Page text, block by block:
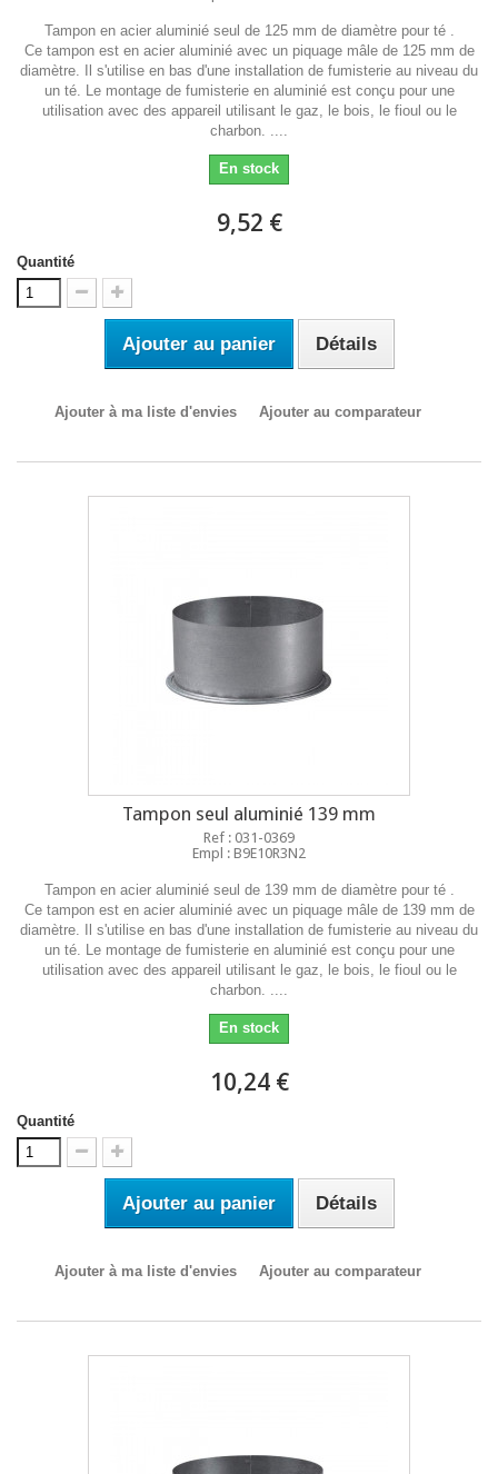
Tampon en acier aluminié seul de 125 mm de diamètre pour té .
Ce tampon est en acier aluminié avec un piquage mâle de 125 mm de
diamètre. Il s'utilise en bas d'une installation de fumisterie au niveau du
un té. Le montage de fumisterie en aluminié est conçu pour une
utilisation avec des appareil utilisant le gaz, le bois, le fioul ou le
charbon. ....
En stock
9,52 €
Quantité
Ajouter au panier Détails
Ajouter à ma liste d'envies Ajouter au comparateur
Tampon seul aluminié 139 mm
Ref : 031-0369
Empl : B9E10R3N2
Tampon en acier aluminié seul de 139 mm de diamètre pour té .
Ce tampon est en acier aluminié avec un piquage mâle de 139 mm de
diamètre. Il s'utilise en bas d'une installation de fumisterie au niveau du
un té. Le montage de fumisterie en aluminié est conçu pour une
utilisation avec des appareil utilisant le gaz, le bois, le fioul ou le
charbon. ....
En stock
10,24 €
Quantité
Ajouter au panier Détails
Ajouter à ma liste d'envies Ajouter au comparateur